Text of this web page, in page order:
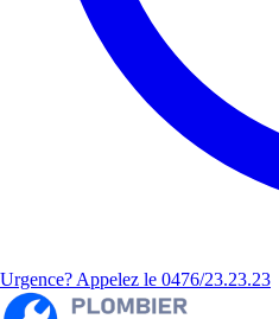
Urgence? Appelez le 0476/23.23.23